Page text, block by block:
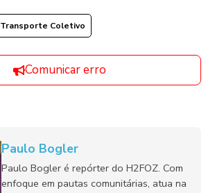
Transporte Coletivo
Comunicar erro
Paulo Bogler
Paulo Bogler é repórter do H2FOZ. Com
enfoque em pautas comunitárias, atua na